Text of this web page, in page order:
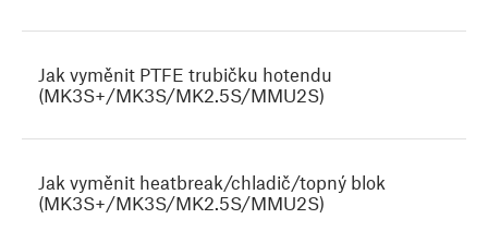
Jak vyměnit PTFE trubičku hotendu
(MK3S+/MK3S/MK2.5S/MMU2S)
Jak vyměnit heatbreak/chladič/topný blok
(MK3S+/MK3S/MK2.5S/MMU2S)